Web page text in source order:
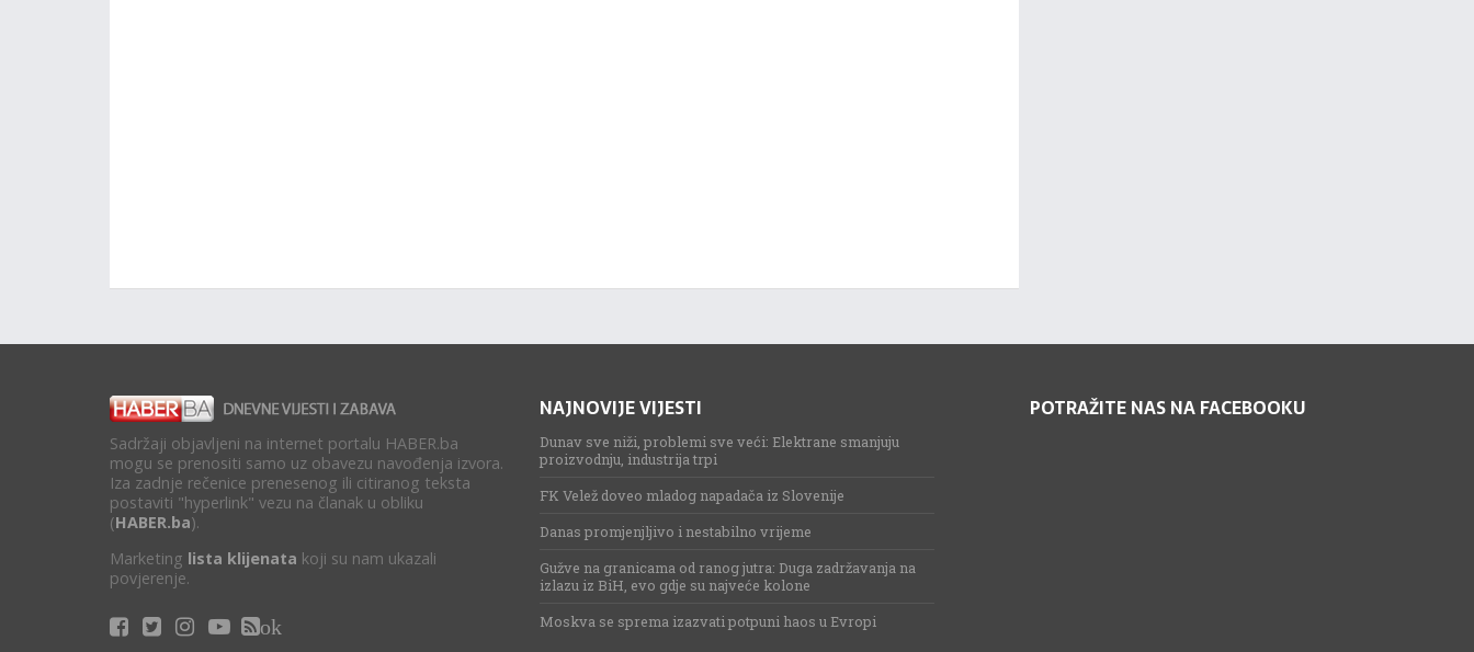
Sadržaji objavljeni na internet portalu HABER.ba
mogu se prenositi samo uz obavezu navođenja izvora.
Iza zadnje rečenice prenesenog ili citiranog teksta
postaviti "hyperlink" vezu na članak u obliku
(HABER.ba).
Marketing lista klijenata koji su nam ukazali
povjerenje.
ok
NAJNOVIJE VIJESTI
Dunav sve niži, problemi sve veći: Elektrane smanjuju
proizvodnju, industrija trpi
FK Velež doveo mladog napadača iz Slovenije
Danas promjenjljivo i nestabilno vrijeme
Gužve na granicama od ranog jutra: Duga zadržavanja na
izlazu iz BiH, evo gdje su najveće kolone
Moskva se sprema izazvati potpuni haos u Evropi
POTRAŽITE NAS NA FACEBOOKU